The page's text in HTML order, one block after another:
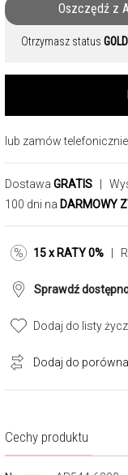
Oszczędź z
Otrzymasz status
lub zamów telefonicznie
Dostawa GRATIS |
100 dni na DARMOWY
15 x RATY 0% |
Sprawdź
Dodaj do listy
Dodaj do
Cechy produktu